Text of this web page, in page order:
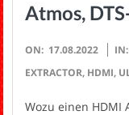
Atmos,
2022-
08-
ON: 17.08.2022 IN:
EXTRACTOR, HDMI,
Wozu einen HDMI